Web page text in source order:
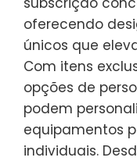
oferecendo
únicos que
Com itens
opções de
podem
equipamentos
individuais.